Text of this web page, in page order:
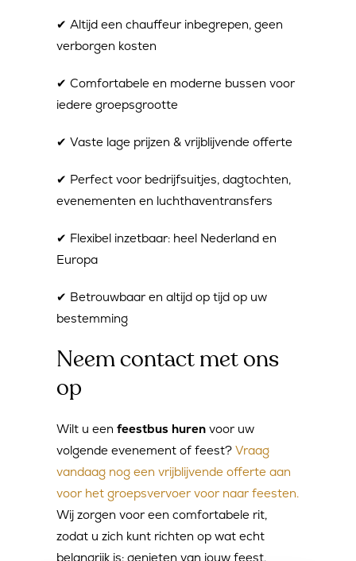
✔ Altijd een chauffeur inbegrepen, geen
verborgen kosten
✔ Comfortabele en moderne bussen voor
iedere groepsgrootte
✔ Vaste lage prijzen & vrijblijvende offerte
✔ Perfect voor bedrijfsuitjes, dagtochten,
evenementen en luchthaventransfers
✔ Flexibel inzetbaar: heel Nederland en
Europa
✔ Betrouwbaar en altijd op tijd op uw
bestemming
Neem contact met ons
op
Wilt u een feestbus huren voor uw
volgende evenement of feest? Vraag
vandaag nog een vrijblijvende offerte aan
voor het groepsvervoer voor naar feesten.
Wij zorgen voor een comfortabele rit,
zodat u zich kunt richten op wat echt
belangrijk is: genieten van jouw feest.